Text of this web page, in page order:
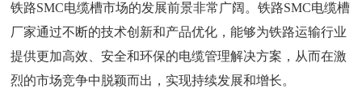
铁路SMC电缆槽市场的发展前景非常广阔。铁路SMC电缆槽
厂家通过不断的技术创新和产品优化，能够为铁路运输行业
提供更加高效、安全和环保的电缆管理解决方案，从而在激
烈的市场竞争中脱颖而出，实现持续发展和增长。